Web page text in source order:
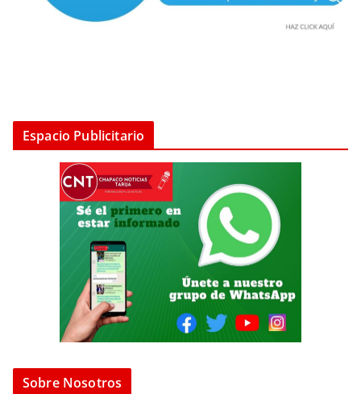
Espacio Publicitario
Sobre Nosotros